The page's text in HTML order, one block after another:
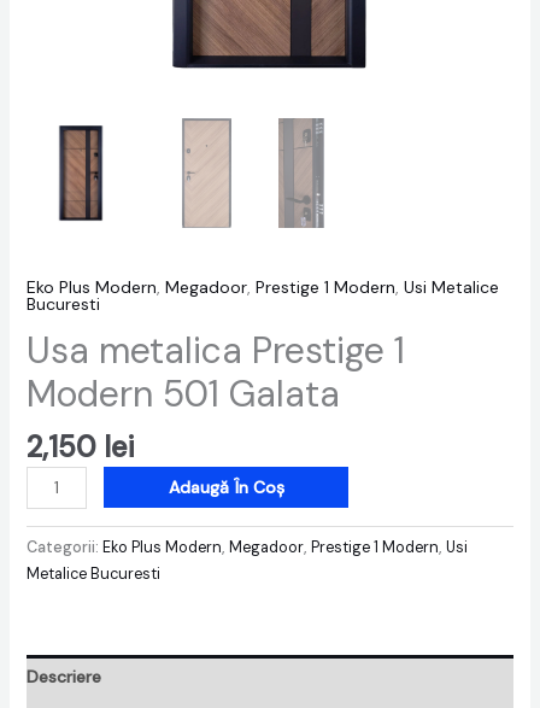
Eko Plus Modern, Megadoor, Prestige 1 Modern, Usi Metalice
Bucuresti
Usa metalica Prestige 1
Modern 501 Galata
2,150 lei
Adaugă În Coș
Categorii: Eko Plus Modern, Megadoor, Prestige 1 Modern, Usi
Metalice Bucuresti
Descriere